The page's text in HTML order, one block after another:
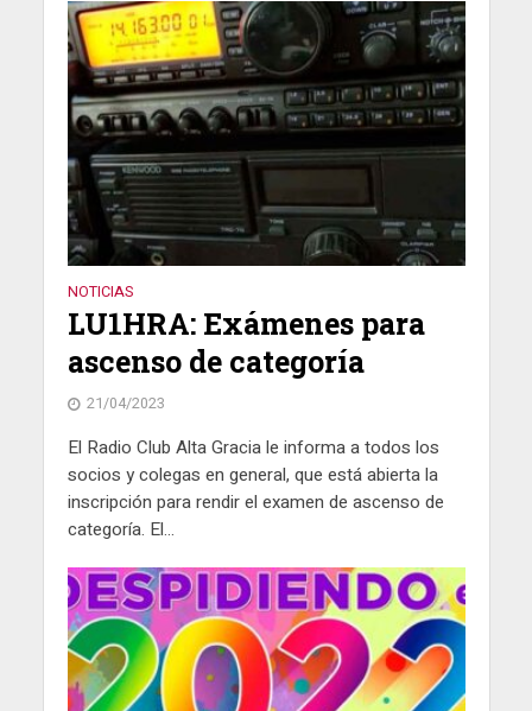
NOTICIAS
LU1HRA: Exámenes para
ascenso de categoría
21/04/2023
El Radio Club Alta Gracia le informa a todos los
socios y colegas en general, que está abierta la
inscripción para rendir el examen de ascenso de
categoría. El...